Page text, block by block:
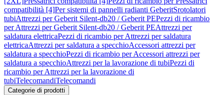
compatibilità [4]Per sistemi di pannelli radianti GeberitSrotolatori
tubiAttrezzi per Geberit Silent-db20 / Geberit PEPezzi di ricambio
per Attrezzi per Geberit Silent-db20 / Geberit PEAttrezzi per
saldatura elettricaPezzi di ricambio per Attrezzi per saldatura
elettricaAttrezzi per saldatura a specchioAccessori attrezzi per
saldatura a specchioPezzi di ricambio per Accessori attrezzi per
saldatura a specchioAttrezzi per la lavorazione di tubiPezzi di
ricambio per Attrezzi per la lavorazione di
tubiTelecomandiTelecomandi
Categorie di prodotti